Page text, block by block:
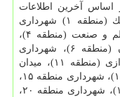
اساس آخرین اطلاعات
شركت كنترل كیفیت هوای تهران، سوهانك (منطقه ۱) شهرداری
منطقه ۲، شریف (منطقه ۲)، دانشگاه علم و صنعت (منطقه ۴)،
تربیت مدرس (منطقه ۶)، دانشگاه تهران (منطقه ۶)، شهرداری
منطقه ۱۰، شهرداری منطقه ۱۱، پارك رازی (منطقه ۱۱)، میدان
امام خمینی (منطقه ۱۲)، پیروزی (منطقه ۱۳)، شهرداری منطقه ۱۵،
شاد آباد (منطقه ۱۸)، پارك قائم (منطقه ۱۸)، شهرداری منطقه ۲۰،